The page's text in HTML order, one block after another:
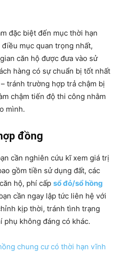
đặc biệt đến mục thời hạn
mục quan trọng nhất,
căn hộ được đưa vào sử
hàng có sự chuẩn bị tốt nhất
tránh trường hợp trả chậm bị
chậm tiến độ thi công nhằm
mình.
đồng
cần nghiên cứu kĩ xem giá trị
gồm tiền sử dụng đất, các
hộ, phí cấp sổ đỏ/sổ hồng
cần ngay lập tức liên hệ với
kịp thời, tránh tình trạng
phụ không đáng có khác.
chung cư có thời hạn vĩnh